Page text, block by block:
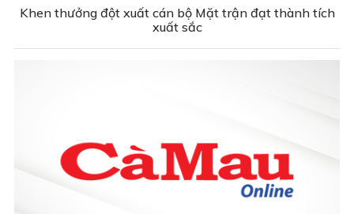
Khen thưởng đột xuất cán bộ Mặt trận đạt thành tích
xuất sắc